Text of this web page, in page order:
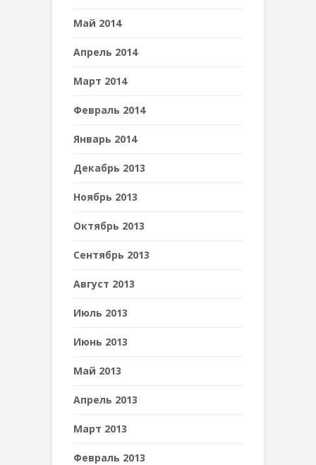
Май 2014
Апрель 2014
Март 2014
Февраль 2014
Январь 2014
Декабрь 2013
Ноябрь 2013
Октябрь 2013
Сентябрь 2013
Август 2013
Июль 2013
Июнь 2013
Май 2013
Апрель 2013
Март 2013
Февраль 2013